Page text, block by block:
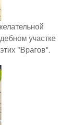
участке
"Врагов".